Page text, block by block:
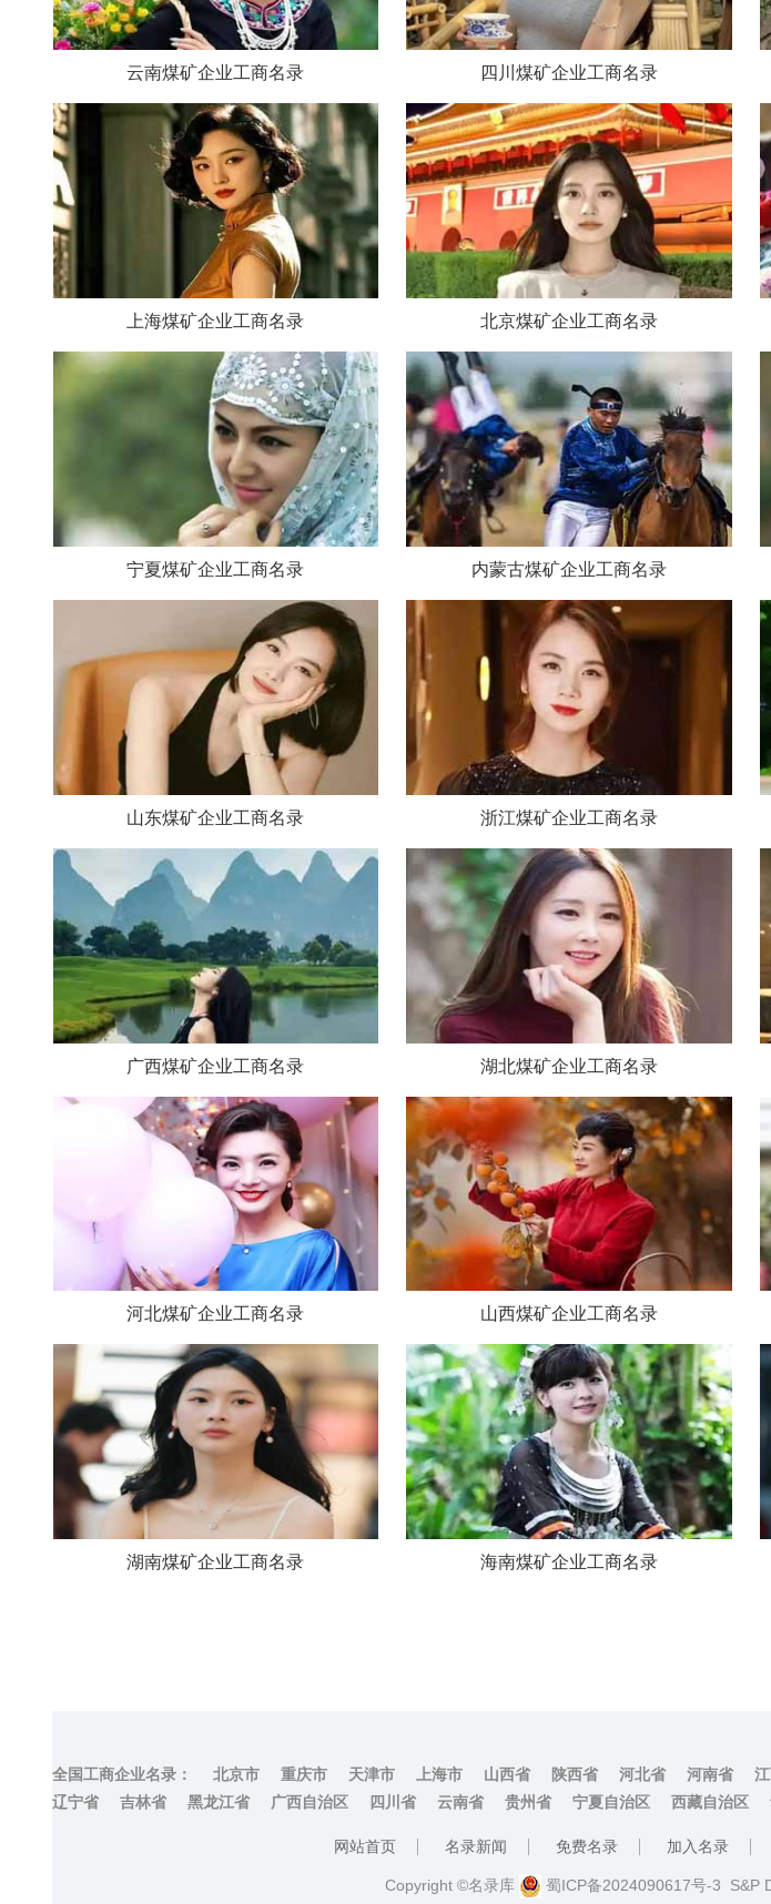
云南煤矿企业工商名录 四川煤矿企业工商名录
上海煤矿企业工商名录 北京煤矿企业工商名录
宁夏煤矿企业工商名录 内蒙古煤矿企业工商名录
山东煤矿企业工商名录 浙江煤矿企业工商名录
广西煤矿企业工商名录 湖北煤矿企业工商名录
河北煤矿企业工商名录 山西煤矿企业工商名录
湖南煤矿企业工商名录 海南煤矿企业工商名录
全国工商企业名录： 北京市 重庆市 天津市 上海市 山西省 陕西省 河北省 河南省
辽宁省
吉林省 黑龙江省 广西自治区 四川省 云南省 贵州省 宁夏自治区 西藏自治区
网站首页 名录新闻 免费名录 加入名录
Copyright ©名录库 蜀ICP备2024090617号-3 S&P